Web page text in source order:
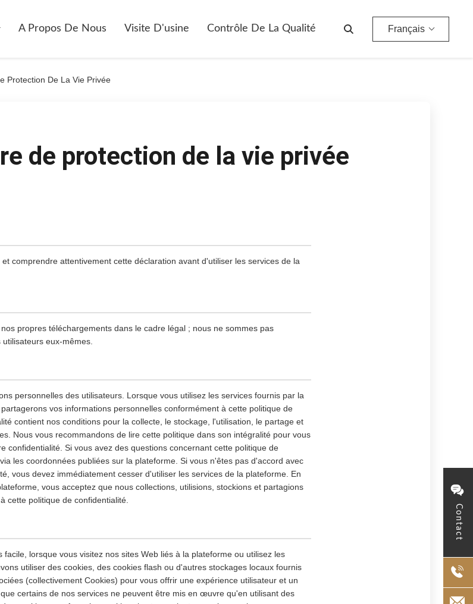
Contact
A Propos De Nous Visite D'usine Contrôle De La Qualité Français
Protection De La Vie Privée
de protection de la vie privée
comprendre attentivement cette déclaration avant d'utiliser les services de la
propres téléchargements dans le cadre légal ; nous ne sommes pas
eux-mêmes.
personnelles des utilisateurs. Lorsque vous utilisez les services fournis par la
vos informations personnelles conformément à cette politique de
contient nos conditions pour la collecte, le stockage, l'utilisation, le partage et
Nous vous recommandons de lire cette politique dans son intégralité pour vous
confidentialité. Si vous avez des questions concernant cette politique de
les coordonnées publiées sur la plateforme. Si vous n'êtes pas d'accord avec
vous devez immédiatement cesser d'utiliser les services de la plateforme. En
vous acceptez que nous collections, utilisions, stockions et partagions
cette politique de confidentialité.
lorsque vous visitez nos sites Web liés à la plateforme ou utilisez les
utiliser des cookies, des cookies flash ou d'autres stockages locaux fournis
(collectivement Cookies) pour vous offrir une expérience utilisateur et un
certains de nos services ne peuvent être mis en œuvre qu'en utilisant des